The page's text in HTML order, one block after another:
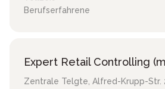
Berufserfahrene
Expert Retail Controlling
Zentrale Telgte, Alfred-Krupp-Str.